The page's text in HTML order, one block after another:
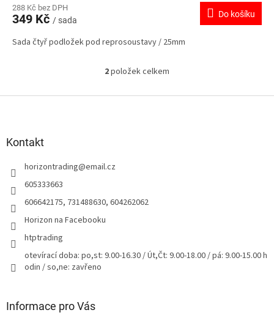
288 Kč bez DPH
349 Kč / sada
Do košíku
Sada čtyř podložek pod reprosoustavy / 25mm
O
l
k
p
2položek celkem
Kontakt
horizontrading@email.cz
605333663
606642175, 731488630, 604262062
Horizon na Facebooku
htptrading
otevírací doba: po,st: 9.00-16.30 / Út,Čt: 9.00-18.00 / pá: 9.00-15.00 h
odin / so,ne: zavřeno
Informace pro Vás